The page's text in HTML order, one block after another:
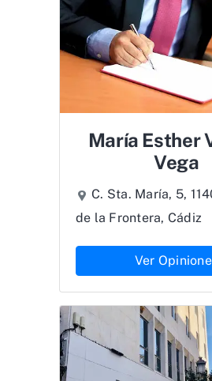
María Esther
Vega
C. Sta. María, 5,
de la Frontera, Cádiz
Ver